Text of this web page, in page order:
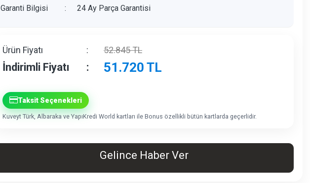
Garanti Bilgisi
: 24 Ay Parça Garantisi
Ürün Fiyatı : 52.845TL
İndirimli Fiyatı : 51.720 TL
Taksit Seçenekleri
Kuveyt Türk, Albaraka ve YapıKredi World kartları ile Bonus özellikli bütün kartlarda geçerlidir.
Gelince Haber Ver